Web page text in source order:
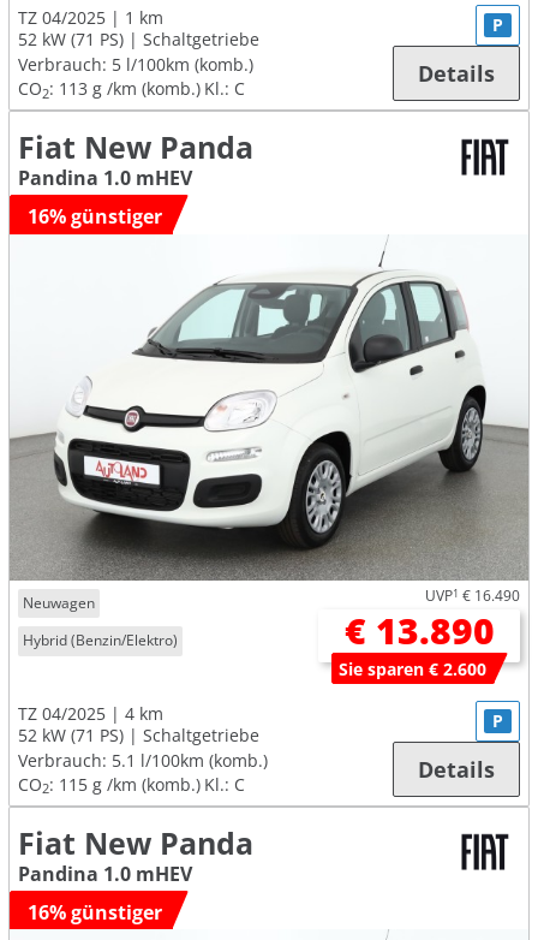
TZ 04/2025
1 km
52 kW (71 PS)
Schaltgetriebe
Verbrauch: 5 l/100km (komb.)
CO2: 113 g /km (komb.) Kl.: C
P
Details
Fiat New Panda
Pandina 1.0 mHEV
16% günstiger
Neuwagen
Hybrid (Benzin/Elektro)
UVP1 € 16.490
€ 13.890
Sie sparen € 2.600
TZ 04/2025
4 km
52 kW (71 PS)
Schaltgetriebe
Verbrauch: 5.1 l/100km (komb.)
CO2: 115 g /km (komb.) Kl.: C
P
Details
Fiat New Panda
Pandina 1.0 mHEV
16% günstiger